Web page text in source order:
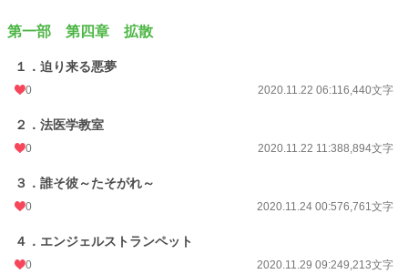
第一部 第四章 拡散
１．迫り来る悪夢
0 2020.11.22 06:116,440文字
２．法医学教室
0 2020.11.22 11:388,894文字
３．誰そ彼～たそがれ～
0 2020.11.24 00:576,761文字
４．エンジェルストランペット
0 2020.11.29 09:249,213文字